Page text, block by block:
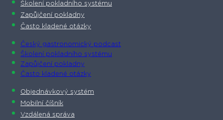
Školení pokladního systému
Zapůjčení pokladny
Často kladené otázky
Český gastronomický podcast​
Školení pokladního systému
Zapůjčení pokladny
Často kladené otázky
Objednávkový systém
Mobilní číšník
Vzdálená správa